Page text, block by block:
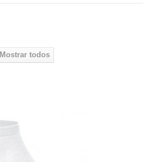
Mostrar todos